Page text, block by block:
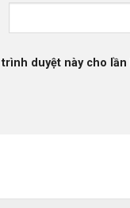
duyệt này cho